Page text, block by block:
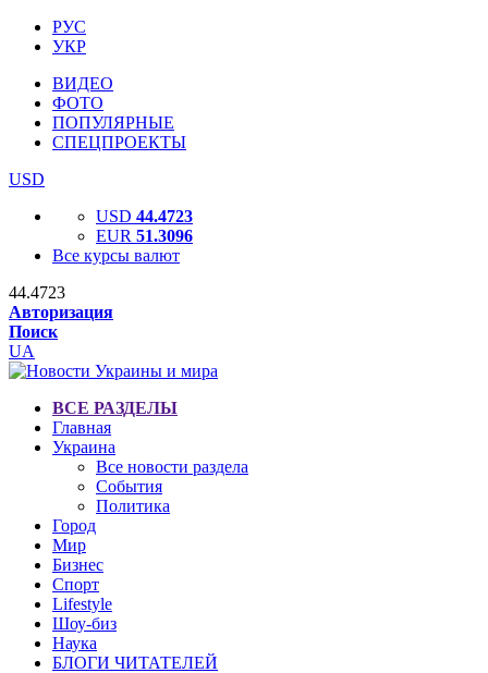
РУС
УКР
ВИДЕО
ФОТО
ПОПУЛЯРНЫЕ
СПЕЦПРОЕКТЫ
USD
USD 44.4723
EUR 51.3096
Все курсы валют
44.4723
Авторизация
Поиск
UA
ВСЕ РАЗДЕЛЫ
Главная
Украина
Все новости раздела
События
Политика
Город
Мир
Бизнес
Спорт
Lifestyle
Шоу-биз
Наука
БЛОГИ ЧИТАТЕЛЕЙ